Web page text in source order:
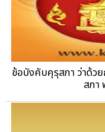
ข้อบังคับคุรุสภา ว่าด้ว
สภา